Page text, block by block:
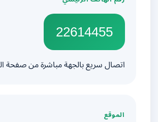
22614455
اتصال سريع بالجهة مباشرة من صفحة الدليل.
الموقع